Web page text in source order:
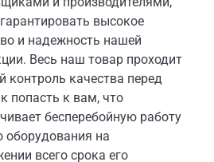
высокое
и надежность нашей
Весь наш товар проходит
контроль качества перед
попасть к вам, что
бесперебойную работу
оборудования на
всего срока его